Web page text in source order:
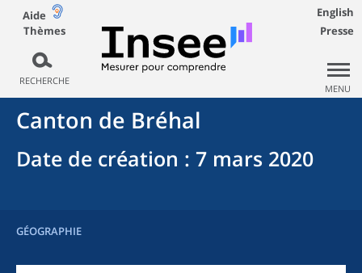
Aide
Thèmes
RECHERCHE
English
Presse
MENU
Canton de Bréhal
Date de création : 7 mars 2020
GÉOGRAPHIE